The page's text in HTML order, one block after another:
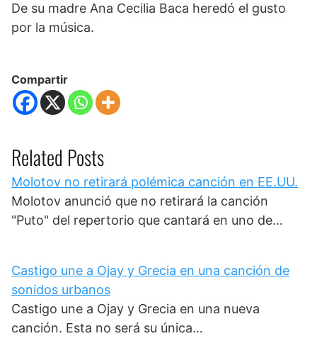
De su madre Ana Cecilia Baca heredó el gusto
por la música.
Compartir
Related Posts
Molotov no retirará polémica canción en EE.UU.
Molotov anunció que no retirará la canción
"Puto" del repertorio que cantará en uno de…
Castigo une a Ojay y Grecia en una canción de
sonidos urbanos
Castigo une a Ojay y Grecia en una nueva
canción. Esta no será su única…